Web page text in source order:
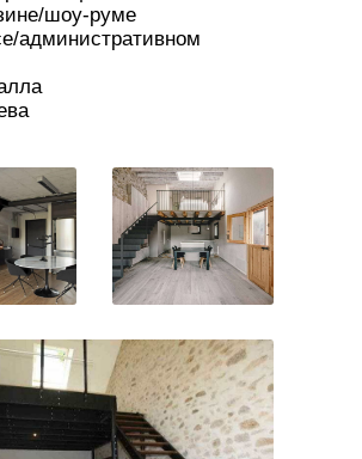
шоу-руме
административном